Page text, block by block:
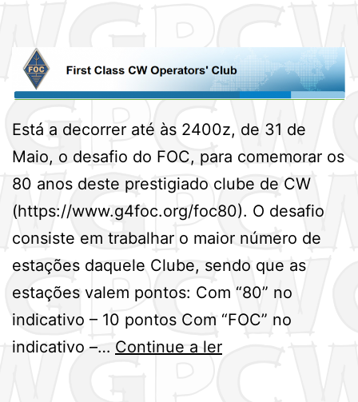
Está a decorrer até às 2400z, de 31 de
Maio, o desafio do FOC, para comemorar os
80 anos deste prestigiado clube de CW
(https://www.g4foc.org/foc80). O desafio
consiste em trabalhar o maior número de
estações daquele Clube, sendo que as
estações valem pontos: Com “80” no
indicativo – 10 pontos Com “FOC” no
indicativo –… Continue a ler80º